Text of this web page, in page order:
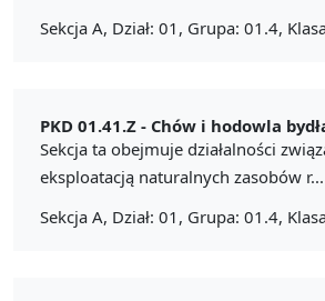
Sekcja A, Dział: 01, Grupa: 01.4,
PKD 01.41.Z - Chów i hodowla
Sekcja ta obejmuje działalności
eksploatacją naturalnych zasobów r...
Sekcja A, Dział: 01, Grupa: 01.4,